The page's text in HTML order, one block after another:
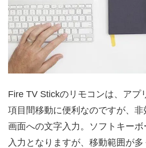
Fire TV Stickのリモコンは、アプ
項目間移動に便利なのですが、
画面への文字入力。ソフトキー
入力となりますが、移動範囲が